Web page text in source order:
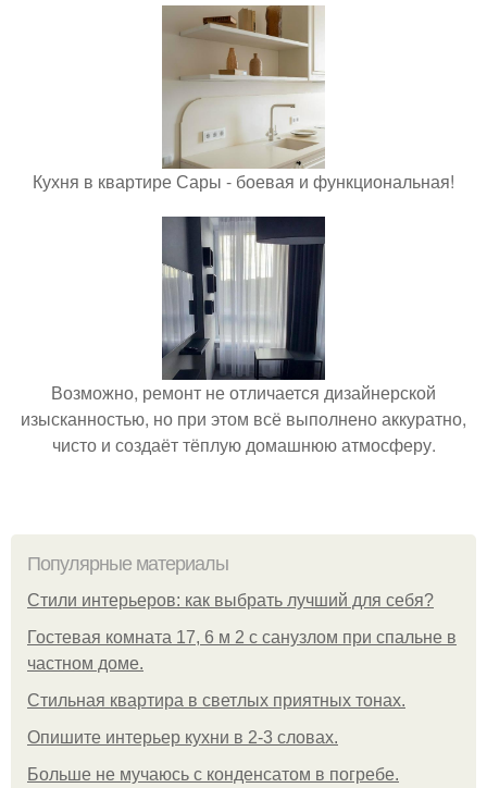
Кухня в квартире Сары - боевая и функциональная!
Возможно, ремонт не отличается дизайнерской
изысканностью, но при этом всё выполнено аккуратно,
чисто и создаёт тёплую домашнюю атмосферу.
Популярные материалы
Стили интерьеров: как выбрать лучший для себя?
Гостевая комната 17, 6 м 2 с санузлом при спальне в
частном доме.
Стильная квартира в светлых приятных тонах.
Опишите интерьер кухни в 2-3 словах.
Больше не мучаюсь с конденсатом в погребе.